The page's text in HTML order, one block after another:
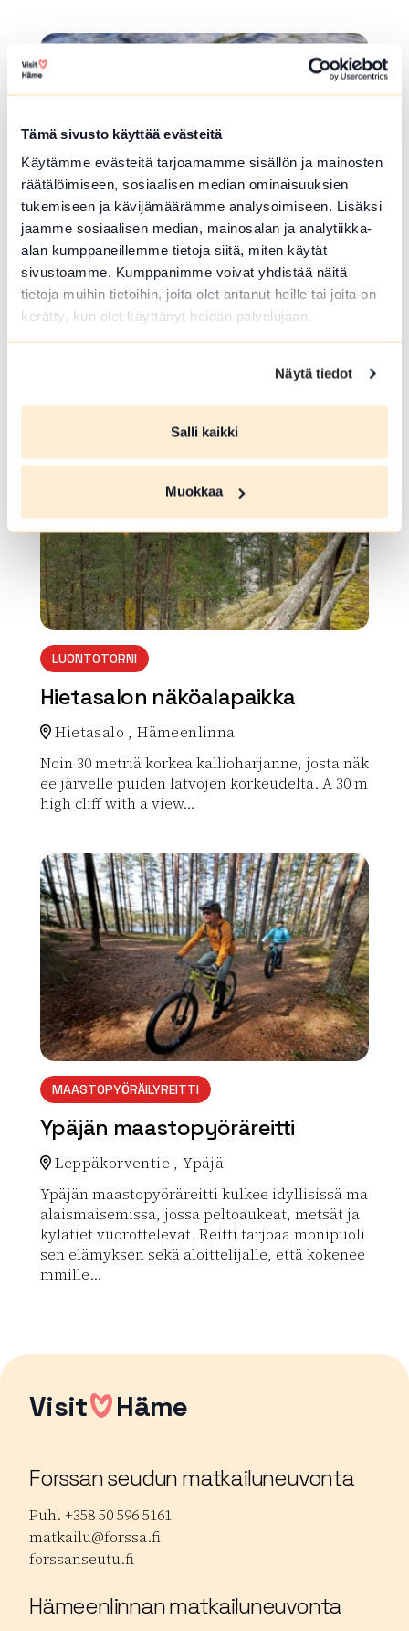
Tämä sivusto käyttää evästeitä
Käytämme evästeitä tarjoamamme sisällön ja mainosten
räätälöimiseen, sosiaalisen median ominaisuuksien
tukemiseen ja kävijämäärämme analysoimiseen. Lisäksi
jaamme sosiaalisen median, mainosalan ja analytiikka-
alan kumppaneillemme tietoja siitä, miten käytät
sivustoamme. Kumppanimme voivat yhdistää näitä
tietoja muihin tietoihin, joita olet antanut heille tai joita on
kerätty, kun olet käyttänyt heidän palvelujaan.
Näytä tiedot
Salli kaikki
Muokkaa
array(0) { }
UIMAPAIKKA
Liinalammen uimaranta
Liinalammintie 3 , Janakkala
Lue lisää luontokohteesta Liinalammen uimaranta
array(0) { }
LUONTOTORNI
Hietasalon näköalapaikka
Hietasalo , Hämeenlinna
Noin 30 metriä korkea kallioharjanne, josta näk
ee järvelle puiden latvojen korkeudelta. A 30 m
high cliff with a view...
array(0) { }
MAASTOPYÖRÄILYREITTI
Ypäjän maastopyöräreitti
Leppäkorventie , Ypäjä
Ypäjän maastopyöräreitti kulkee idyllisissä ma
alaismaisemissa, jossa peltoaukeat, metsät ja
kylätiet vuorottelevat. Reitti tarjoaa monipuoli
sen elämyksen sekä aloittelijalle, että kokenee
mmille...
Visit Häme
Forssan seudun matkailuneuvonta
Puh. +358 50 596 5161
matkailu@forssa.fi
forssanseutu.fi
Hämeenlinnan matkailuneuvonta